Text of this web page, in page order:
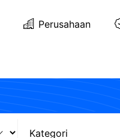
Perusahaan